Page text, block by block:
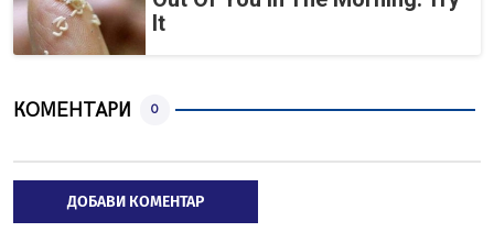
It
КОМЕНТАРИ 0
ДОБАВИ КОМЕНТАР